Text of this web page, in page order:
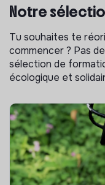
Notre
Tu souhaites te
commencer ? Pas
sélection de
écologique et